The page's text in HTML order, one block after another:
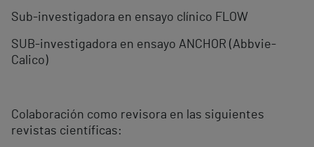
Sub-investigadora en ensayo clínico FLOW
SUB-investigadora en ensayo ANCHOR (Abbvie-
Calico)
Colaboración como revisora en las siguientes
revistas científicas: